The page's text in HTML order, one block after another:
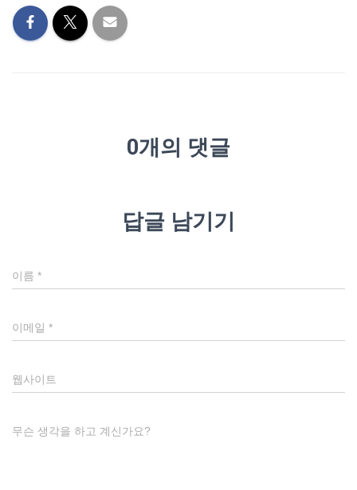
0개의 댓글
답글 남기기
이름 *
이메일 *
웹사이트
무슨 생각을 하고 계신가요?